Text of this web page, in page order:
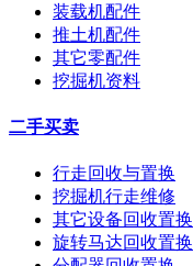
装载机配件
推土机配件
其它零配件
挖掘机资料
二手买卖
行走回收与置换
挖掘机行走维修
其它设备回收置换
旋转马达回收置换